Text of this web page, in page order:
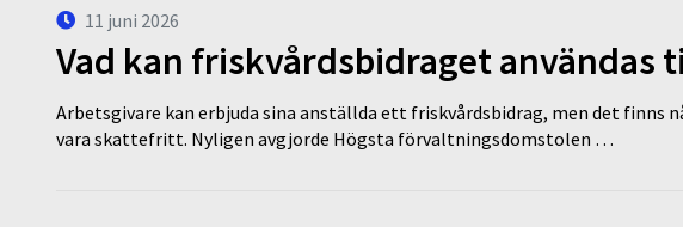
11 juni 2026
Vad kan friskvårdsbidraget användas
Arbetsgivare kan erbjuda sina anställda ett friskvårdsbidrag, men det finns
vara skattefritt. Nyligen avgjorde Högsta förvaltningsdomstolen …